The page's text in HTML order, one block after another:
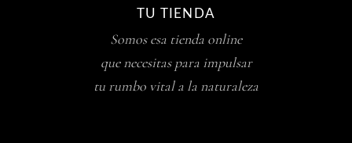
TU TIENDA
Somos esa tienda online
que necesitas para impulsar
tu rumbo vital a la naturaleza